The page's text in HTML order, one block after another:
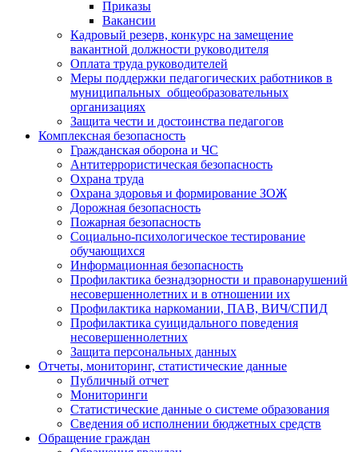
Приказы
Вакансии
Кадровый резерв, конкурс на замещение
вакантной должности руководителя
Оплата труда руководителей
Меры поддержки педагогических работников в
муниципальных общеобразовательных
организациях
Защита чести и достоинства педагогов
Комплексная безопасность
Гражданская оборона и ЧС
Антитеррористическая безопасность
Охрана труда
Охрана здоровья и формирование ЗОЖ
Дорожная безопасность
Пожарная безопасность
Социально-психологическое тестирование
обучающихся
Информационная безопасность
Профилактика безнадзорности и правонарушений
несовершеннолетних и в отношении их
Профилактика наркомании, ПАВ, ВИЧ/СПИД
Профилактика суицидального поведения
несовершеннолетних
Защита персональных данных
Отчеты, мониторинг, статистические данные
Публичный отчет
Мониторинги
Статистические данные о системе образования
Сведения об исполнении бюджетных средств
Обращение граждан